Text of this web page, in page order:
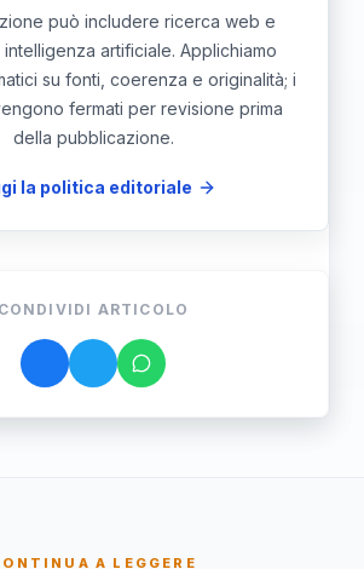
può includere ricerca web e
intelligenza artificiale. Applichiamo
su fonti, coerenza e originalità; i
fermati per revisione prima
della pubblicazione.
la politica editoriale
CONDIVIDI ARTICOLO
A LEGGERE